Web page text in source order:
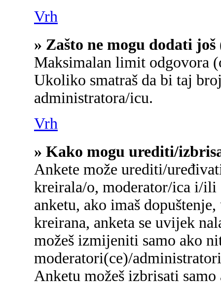
Vrh
» Zašto ne mogu dodati
Maksimalan limit odgovora
Ukoliko smatraš da bi taj
administratora/icu.
Vrh
» Kako mogu urediti/
Ankete može urediti/
kreirala/o, moderator/ica i/
anketu, ako imaš
kreirana, anketa se uvijek
možeš izmijeniti samo ako
moderatori(ce)/
Anketu možeš izbrisati